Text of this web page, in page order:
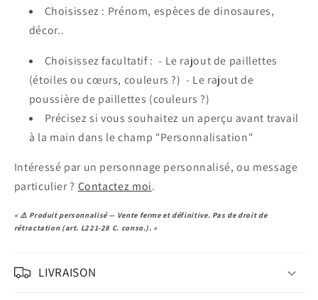
Choisissez : Prénom, espèces de dinosaures,
décor..
Choisissez facultatif :- Le rajout de paillettes
(étoiles ou cœurs, couleurs ?) - Le rajout de
poussière de paillettes (couleurs ?)
Précisez si vous souhaitez un aperçu avant travail
à la main dans le champ "Personnalisation"
Intéressé par un personnage personnalisé, ou message
particulier ? Contactez moi.
« ⚠️ Produit personnalisé — Vente ferme et définitive. Pas de droit de
rétractation (art. L221-28 C. conso.). »
LIVRAISON